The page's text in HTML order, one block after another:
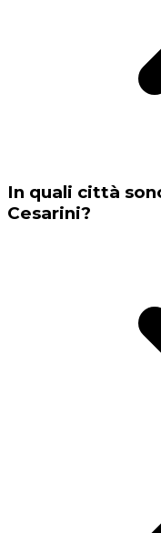
In quali città
Cesarini?